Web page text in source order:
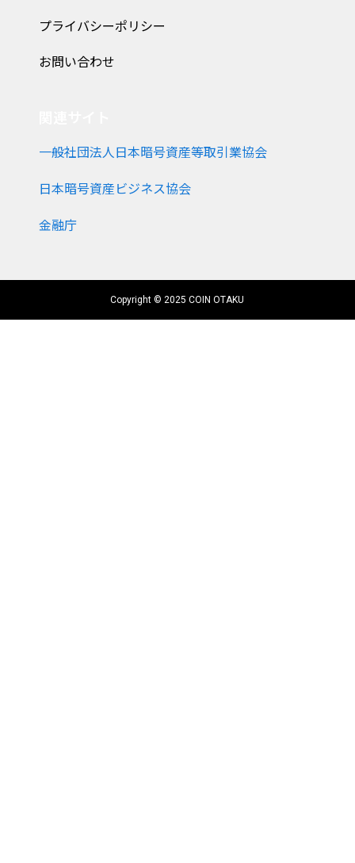
プライバシーポリシー
お問い合わせ
一般社団法人日本暗号資産等取引業協会
日本暗号資産ビジネス協会
金融庁
Copyright © 2025 COIN OTAKU